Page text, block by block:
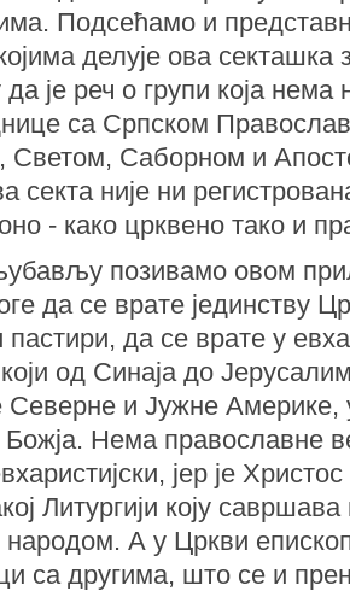
Подсећамо и
делује ова секташка
је реч о групи која нема
са Српском
Светом, Саборном и
секта није ни
- како црквено тако и
позивамо овом
да се врате јединству
да се врате у
од Синаја до
Северне и Јужне Америке,
Нема православне
јер је
Литургији коју
народом. А у Цркви
са другима, што се и